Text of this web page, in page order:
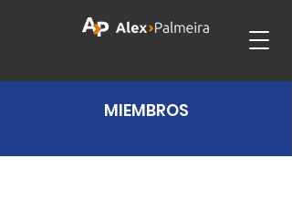
MIEMBROS